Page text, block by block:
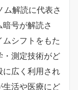
解読に代表さ
号が解読さ
シフトをもた
・測定技術がど
に広く利用され
生活や医療にど